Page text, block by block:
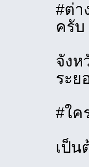
#ต่า
ครับ
จังห
ระย
#ใค
เป็น